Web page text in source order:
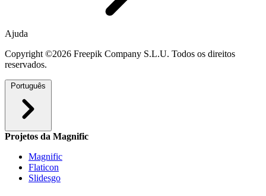
Ajuda
Copyright ©2026 Freepik Company S.L.U. Todos os direitos
reservados.
Português
Projetos da Magnific
Magnific
Flaticon
Slidesgo